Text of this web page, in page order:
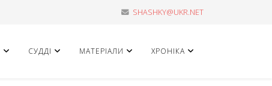
SHASHKY@UKR.NET
СУДДІ МАТЕРІАЛИ ХРОНІКА